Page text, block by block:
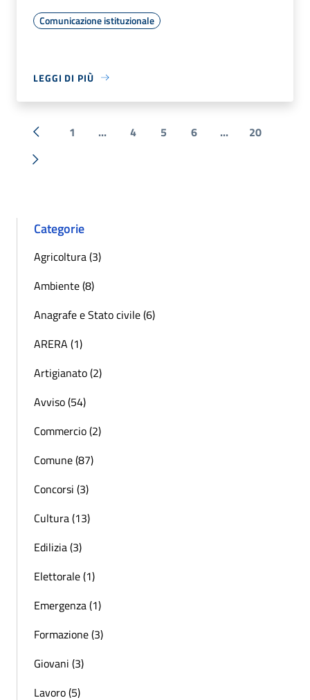
Comunicazione istituzionale
LEGGI DI PIÙ
« Precedente
1 ... 4 5 6 ... 20
Successiva »
Categorie
Agricoltura (3)
Ambiente (8)
Anagrafe e Stato civile (6)
ARERA (1)
Artigianato (2)
Avviso (54)
Commercio (2)
Comune (87)
Concorsi (3)
Cultura (13)
Edilizia (3)
Elettorale (1)
Emergenza (1)
Formazione (3)
Giovani (3)
Lavoro (5)